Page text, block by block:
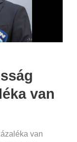
van
van